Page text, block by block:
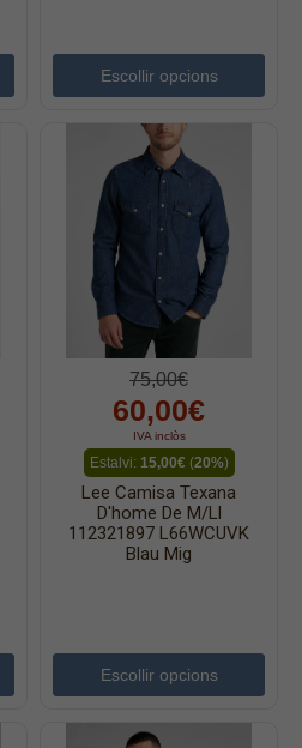
Escollir opcions
75,00€
60,00€
IVA inclòs
Estalvi: 15,00€(20%)
Lee Camisa Texana
D'home De M/ll
112321897 L66WCUVK
Blau Mig
Escollir opcions